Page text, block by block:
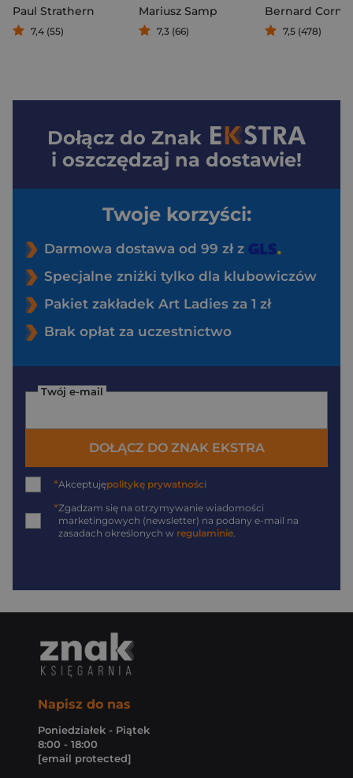
Paul Strathern
7,4 (55)
Mariusz Samp
7,3 (66)
Bernard
7,5 (478)
Dołącz do Znak
i oszczędzaj na dostawie!
Twoje korzyści:
Darmowa dostawa od 99 zł z
Specjalne zniżki tylko dla klubowiczów
Pakiet zakładek Art Ladies za 1 zł
Brak opłat za uczestnictwo
Twój e-mail
DOŁĄCZ DO ZNAK EKSTRA
*Akceptujępolitykę prywatności
*Zgadzam się na otrzymywanie wiadomości
marketingowych (newsletter) na podany e-mail na
zasadach określonych w regulaminie
Napisz do nas
Poniedziałek - Piątek
8:00 - 18:00
[email protected]